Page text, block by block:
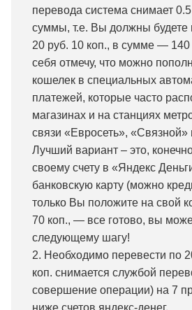
перевода система снимает
суммы, т.е. Вы должны будете
20 руб. 10 коп., в сумме — 140
себя отмечу, что можно
кошелек в специальных
платежей, которые часто
магазинах и на станциях
связи «Евросеть», «Связной»
Лучший вариант – это,
своему счету в «Яндекс
банковскую карту (можно
только Вы положите на свой
70 коп., — все готово, вы
следующему шагу!
2. Необходимо перевести по
коп. снимается службой
совершение операции) на 7